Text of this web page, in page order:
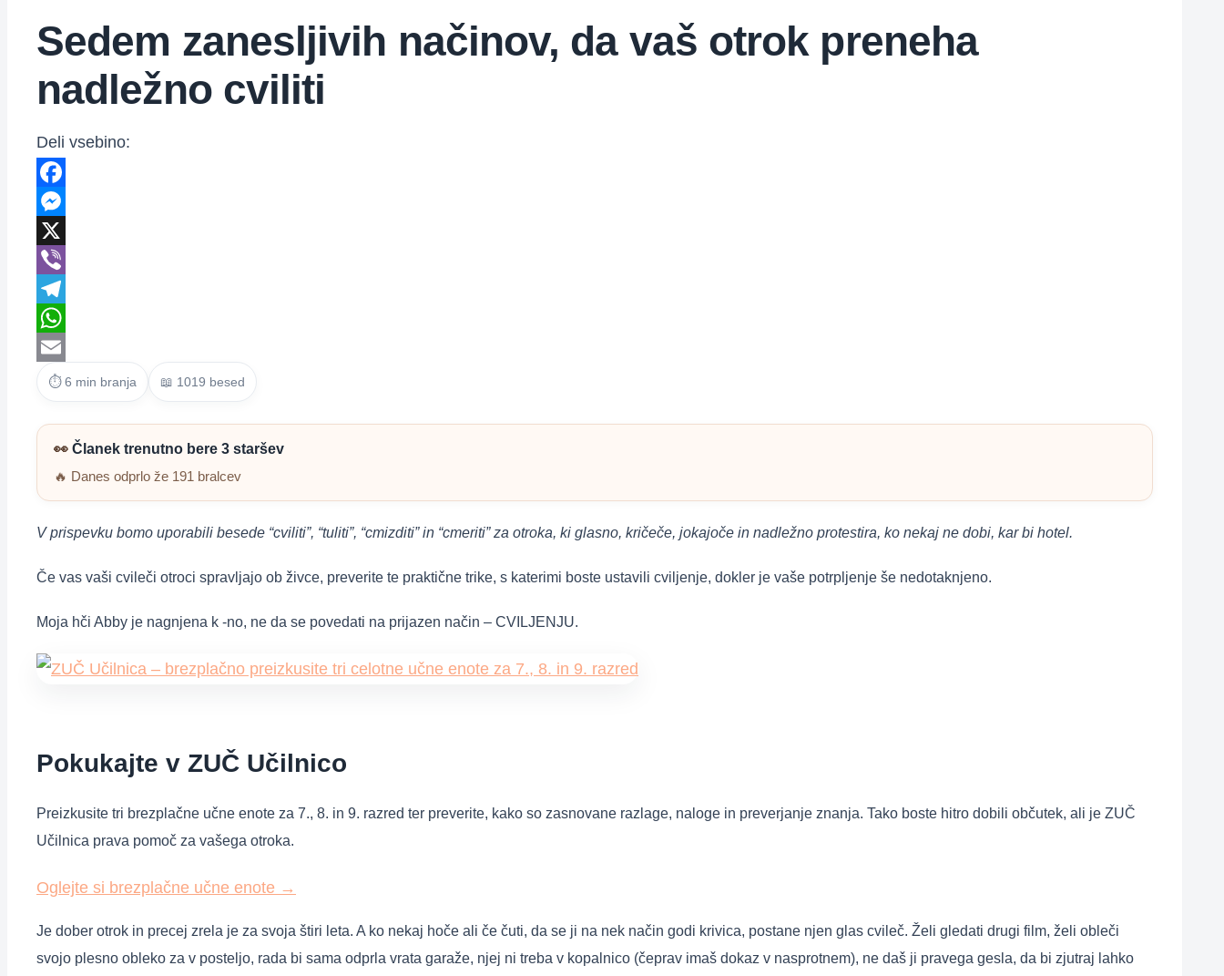
Sedem zanesljivih načinov, da vaš otrok preneha
nadležno cviliti
Deli vsebino:
Facebook
Messenger
X
Viber
Telegram
WhatsApp
Email
⏱ 6 min branja 📖 1019 besed
👀 Članek trenutno bere 3 staršev
🔥 Danes odprlo že 191 bralcev
V prispevku bomo uporabili besede “cviliti”, “tuliti”, “cmizditi” in “cmeriti” za otroka, ki glasno, kričeče, jokajoče in nadležno protestira, ko nekaj ne dobi, kar bi hotel.
Če vas vaši cvileči otroci spravljajo ob živce, preverite te praktične trike, s katerimi boste ustavili cviljenje, dokler je vaše potrpljenje še nedotaknjeno.
Moja hči Abby je nagnjena k -no, ne da se povedati na prijazen način – CVILJENJU.
Pokukajte v ZUČ Učilnico
Preizkusite tri brezplačne učne enote za 7., 8. in 9. razred ter preverite, kako so zasnovane razlage, naloge in preverjanje znanja. Tako boste hitro dobili občutek, ali je ZUČ
Učilnica prava pomoč za vašega otroka.
Oglejte si brezplačne učne enote →
Je dober otrok in precej zrela je za svoja štiri leta. A ko nekaj hoče ali če čuti, da se ji na nek način godi krivica, postane njen glas cvileč. Želi gledati drugi film, želi obleči
svojo plesno obleko za v posteljo, rada bi sama odprla vrata garaže, njej ni treba v kopalnico (čeprav imaš dokaz v nasprotnem), ne daš ji pravega gesla, da bi zjutraj lahko